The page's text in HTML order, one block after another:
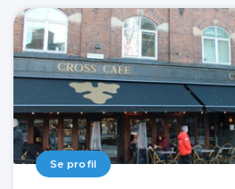
Se profil